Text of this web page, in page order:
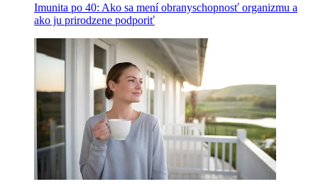
Imunita po 40: Ako sa mení obranyschopnosť organizmu a
ako ju prirodzene podporiť